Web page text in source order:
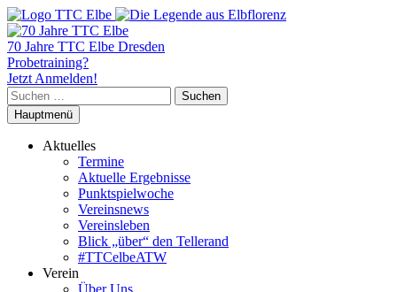
70 Jahre TTC Elbe Dresden
Probetraining?
Jetzt Anmelden!
Suchen
nach:
Hauptmenü
Aktuelles
Termine
Aktuelle Ergebnisse
Punktspielwoche
Vereinsnews
Vereinsleben
Blick „über“ den Tellerand
#TTCelbeATW
Verein
Über Uns